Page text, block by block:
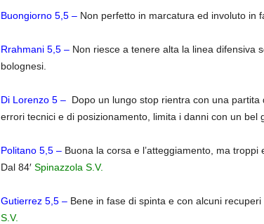
Buongiorno 5,5 – Non perfetto in marcatura ed involuto in
Rrahmani 5,5 – Non riesce a tenere alta la linea difensiva
bolognesi.
Di Lorenzo 5 – Dopo un lungo stop rientra con una
errori tecnici e di posizionamento, limita i danni con un bel
Politano 5,5 – Buona la corsa e l’atteggiamento, ma
Dal 84′ Spinazzola S.V.
Gutierrez 5,5 –Bene in fase di spinta e con alcuni recuperi
S.V.